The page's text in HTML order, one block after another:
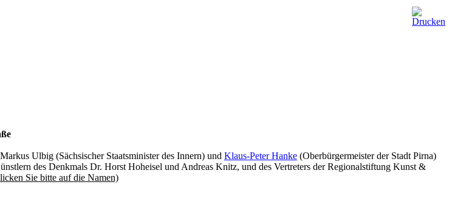
Ulbig (Sächsischer Staatsminister des Innern) und Klaus-Peter Hanke (Oberbürgermeister der Stadt Pirna)
des Denkmals Dr. Horst Hoheisel und Andreas Knitz, und des Vertreters der Regionalstiftung Kunst &
Sie bitte auf die Namen)